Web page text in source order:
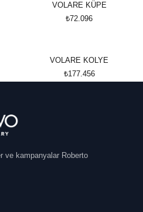
VOLARE KÜPE
₺72.096
VOLARE KOLYE
₺177.456
ve kampanyalar Roberto